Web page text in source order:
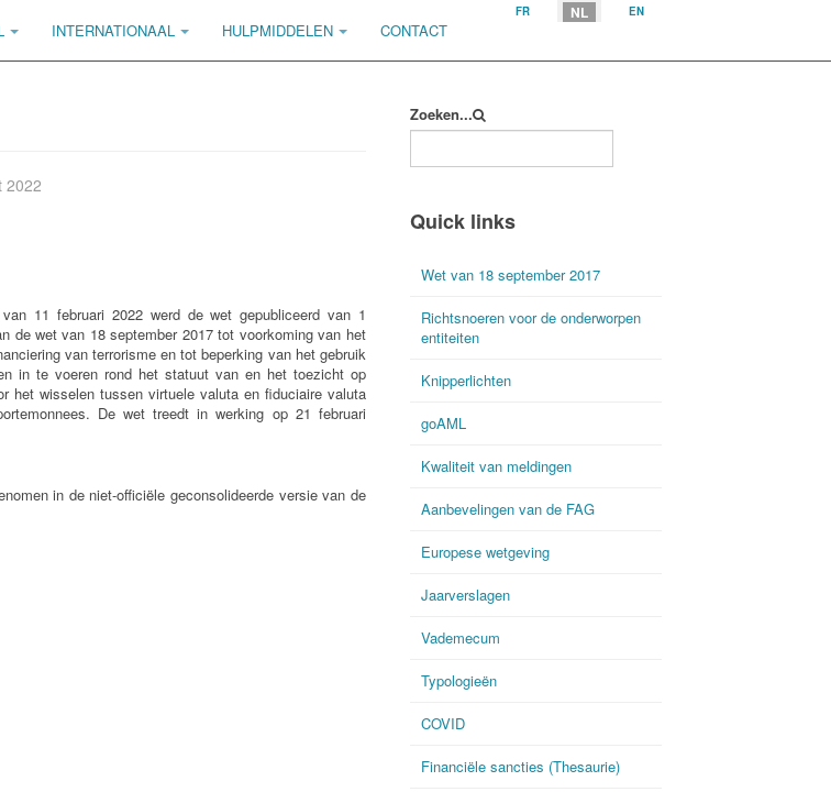
Selecteer uw taal
FR NL EN
INTERNATIONAAL HULPMIDDELEN CONTACT
2022
van 11 februari 2022 werd de wet gepubliceerd van 1
de wet van 18 september 2017 tot voorkoming van het
van terrorisme en tot beperking van het gebruik
in te voeren rond het statuut van en het toezicht op
het wisselen tussen virtuele valuta en fiduciaire valuta
De wet treedt in werking op 21 februari
in de niet-officiële geconsolideerde versie van de
Zoeken...
Quick links
Wet van 18 september 2017
Richtsnoeren voor de onderworpen
entiteiten
Knipperlichten
goAML
Kwaliteit van meldingen
Aanbevelingen van de FAG
Europese wetgeving
Jaarverslagen
Vademecum
Typologieën
COVID
Financiële sancties (Thesaurie)